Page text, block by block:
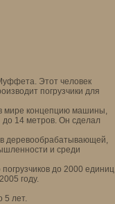
Этот человек
погрузчики для
мире концепцию машины,
14 метров. Он сделал
деревообрабатывающей,
и среди
до 2000 единиц
году.
5 лет.